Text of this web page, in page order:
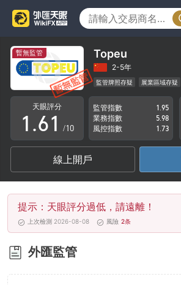
暫無監管 Topeu
2-5年
監管牌照存疑 展業區域存疑
天眼評分
0
1
2
3
4
5
6
7
.
2
3
4
5
6
7
8
9
0
1
2
3
4
5
6
7
/10
監管指數
1.95
業務指數
5.98
風控指數
1.73
線上開戶
提示：天眼評分過低，請遠離！
上次檢測 2026-08-08 風險 2条
外匯監管